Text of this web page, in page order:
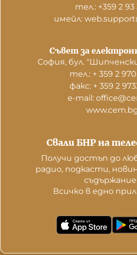
тел.: +359 2 93
имейл:
Свали БНР на
Получи достъп до
радио, подкасти,
Всичко в едно
Съвет за
София, бул.
тел.: + 359 2
факс: + 359 2
е-mail: